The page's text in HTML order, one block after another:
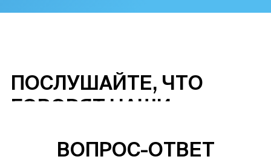
ПОСЛУШАЙТЕ, ЧТО
ГОВОРЯТ НАШИ
ИНТЕГРАЦИИ С
ВОПРОС-ОТВЕТ